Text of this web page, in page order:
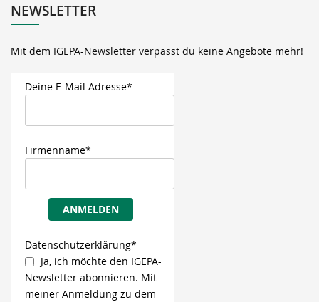
NEWSLETTER
Mit dem IGEPA-Newsletter verpasst du keine Angebote mehr!
Deine E-Mail Adresse*
Firmenname*
ANMELDEN
Datenschutzerklärung*
Ja, ich möchte den IGEPA-
Newsletter abonnieren. Mit
meiner Anmeldung zu dem